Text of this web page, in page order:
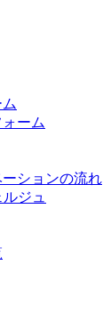
ーム
ションの流れ
ジュ